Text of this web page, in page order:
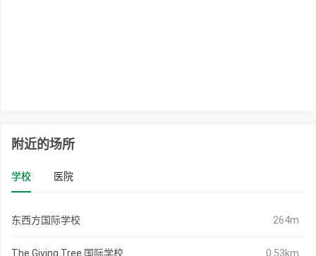
附近的场所
学校 医院
东西方国际学校 264m
The Giving Tree 国际学校 0.53km